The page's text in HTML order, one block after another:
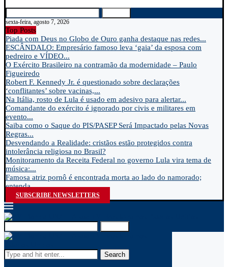
sexta-feira, agosto 7, 2026
Top Posts
Piada com Deus no Globo de Ouro ganha destaque nas redes...
ESCÂNDALO: Empresário famoso leva ‘gaia’ da esposa com
pedreiro e VÍDEO...
O Exército Brasileiro na contramão da modernidade – Paulo
Figueiredo
Robert F. Kennedy Jr. é questionado sobre declarações
‘conflitantes’ sobre vacinas,...
Na Itália, rosto de Lula é usado em adesivo para alertar...
Comandante do exército é ignorado por civis e militares em
evento...
Saiba como o Saque do PIS/PASEP Será Impactado pelas Novas
Regras...
Desvendando a Realidade: cristãos estão protegidos contra
intolerância religiosa no Brasil?
Monitoramento da Receita Federal no governo Lula vira tema de
música:...
Famosa atriz pornô é encontrada morta ao lado do namorado;
entenda...
SUBSCRIBE NEWSLETTERS
Search